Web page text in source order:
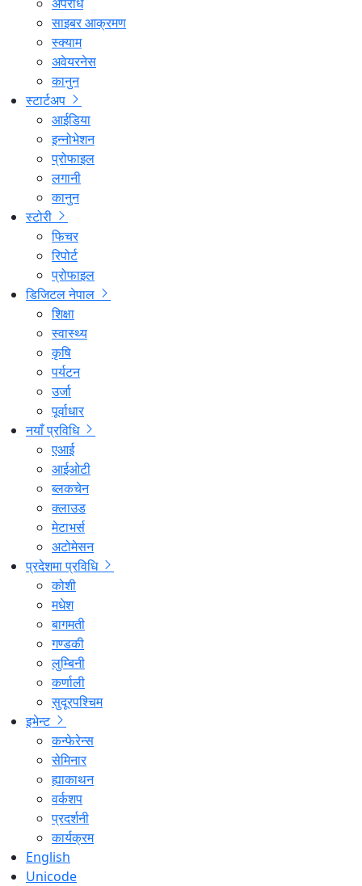
साइबर आक्रमण
स्क्याम
अवेयरनेस
कानुन
स्टार्टअप
आईडिया
इन्नोभेशन
प्रोफाइल
लगानी
कानुन
स्टोरी
फिचर
रिपोर्ट
प्रोफाइल
डिजिटल नेपाल
शिक्षा
स्वास्थ्य
कृषि
पर्यटन
उर्जा
पूर्वाधार
नयाँ प्रविधि
एआई
आईओटी
ब्लकचेन
क्लाउड
मेटाभर्स
अटोमेसन
प्रदेशमा प्रविधि
कोशी
मधेश
बागमती
गण्डकी
लुम्बिनी
कर्णाली
सुदूरपश्चिम
इभेन्ट
कन्फेरेन्स
सेमिनार
ह्याकाथन
वर्कशप
प्रदर्शनी
कार्यक्रम
English
Unicode